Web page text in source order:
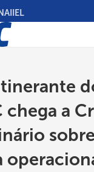
IEL
chega a
sobre